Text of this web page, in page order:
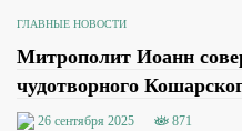
ГЛАВНЫЕ НОВОСТИ
Митрополит Иоанн
чудотворного
26 сентября 2025 871